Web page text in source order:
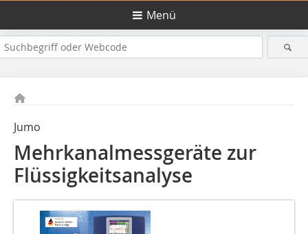
Menü
Jumo
Mehrkanalmessgeräte zur
Flüssigkeitsanalyse